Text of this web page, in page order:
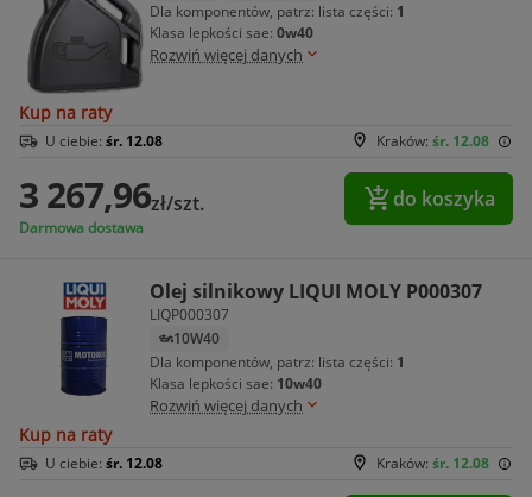
Dla komponentów, patrz: lista części: 1
Klasa lepkości sae: 0w40
Rozwiń więcej danych
Kup na raty
Kraków: śr. 12.08
U ciebie: śr. 12.08
3 267,96zł/szt.
Darmowa dostawa
do koszyka
Olej silnikowy LIQUI MOLY P000307
LIQP000307
10W40
Dla komponentów, patrz: lista części: 1
Klasa lepkości sae: 10w40
Rozwiń więcej danych
Kup na raty
Kraków: śr. 12.08
U ciebie: śr. 12.08